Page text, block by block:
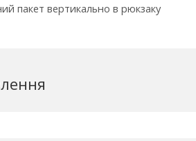
пакет вертикально в рюкзаку